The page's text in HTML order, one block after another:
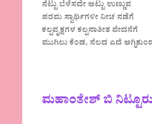
ನೆಟ್ಟು ಬೆಳೆಸದೇ ಅಟ್ಟು ಉಣ್ಣುವ
ಪರಮ ಸ್ವಾರ್ಥಿಗಳೀ ನೀಚ ನಡೆಗೆ
ಕಲ್ಪವೃಕ್ಷಗಳ ಕಲ್ಪನಾತೀತ ವೇದನೆಗೆ
ಮುಗಿಲು ಕೆಂಡ, ನೆಲದ ಎದೆ
ಮಹಾಂತೇಶ್‌ ಬಿ